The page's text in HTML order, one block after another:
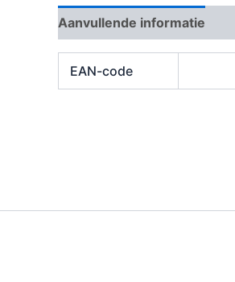
Aanvullende informatie
EAN-code